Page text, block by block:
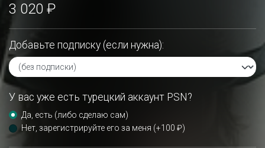
3 020 ₽
Добавьте подписку (если нужна):
У вас уже есть турецкий аккаунт PSN?
Да, есть (либо сделаю сам)
Нет, зарегистрируйте его за меня (+100 ₽)